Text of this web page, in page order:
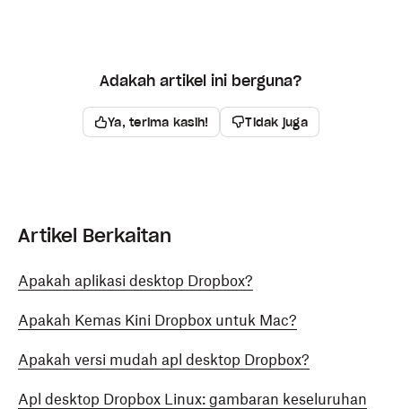
Adakah artikel ini berguna?
Ya, terima kasih! Tidak juga
Artikel Berkaitan
Apakah aplikasi desktop Dropbox?
Apakah Kemas Kini Dropbox untuk Mac?
Apakah versi mudah apl desktop Dropbox?
Apl desktop Dropbox Linux: gambaran keseluruhan